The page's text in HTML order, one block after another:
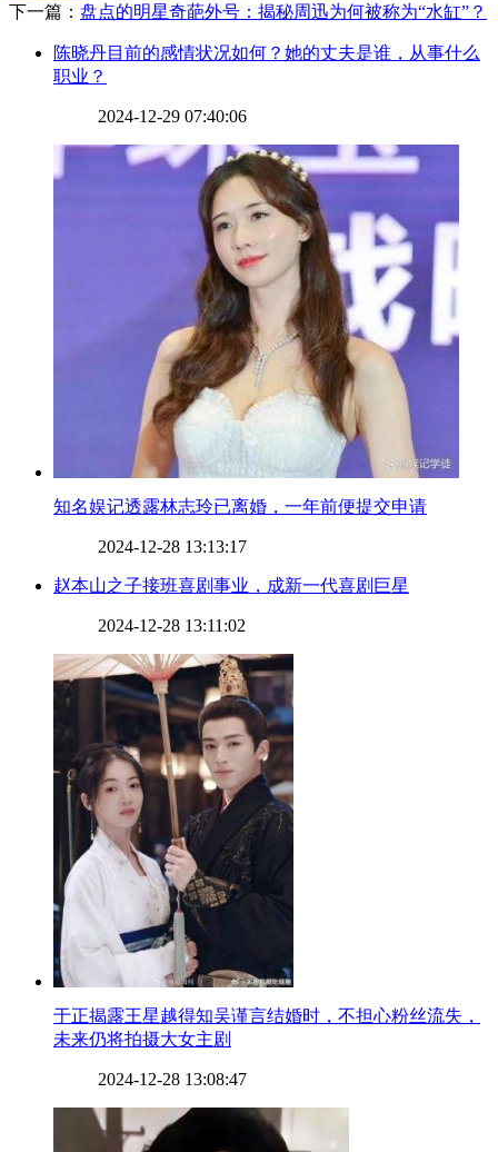
下一篇： ​盘点的明星奇葩外号：揭秘周迅为何被称为“水缸”？
​陈晓丹目前的感情状况如何？她的丈夫是谁，从事什么
职业？
2024-12-29 07:40:06
​知名娱记透露林志玲已离婚，一年前便提交申请
2024-12-28 13:13:17
​赵本山之子接班喜剧事业，成新一代喜剧巨星
2024-12-28 13:11:02
​于正揭露王星越得知吴谨言结婚时，不担心粉丝流失，
未来仍将拍摄大女主剧
2024-12-28 13:08:47